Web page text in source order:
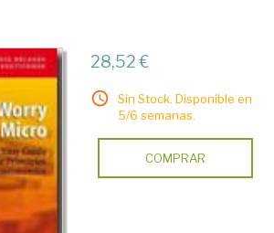
28,52 €
Sin Stock. Disponible en
5/6 semanas.
COMPRAR